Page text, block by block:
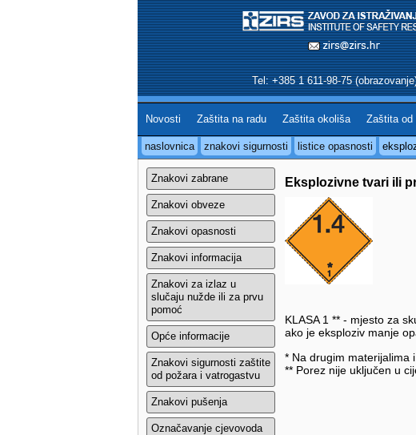
Tel: +385 1 611-98-75
Novosti Zaštita na radu Zaštita okoliša Zaštita od
naslovnica znakovi sigurnosti listice opasnosti
Znakovi zabrane
Znakovi obveze
Znakovi opasnosti
Znakovi informacija
Znakovi za izlaz u
slučaju nužde ili za prvu
pomoć
Opće informacije
Znakovi sigurnosti zaštite
od požara i vatrogastvu
Znakovi pušenja
Označavanje cjevovoda
Eksplozivne tvari ili
KLASA 1 ** - mjesto za
ako je eksploziv manje
* Na drugim materijalima
** Porez nije uključen u